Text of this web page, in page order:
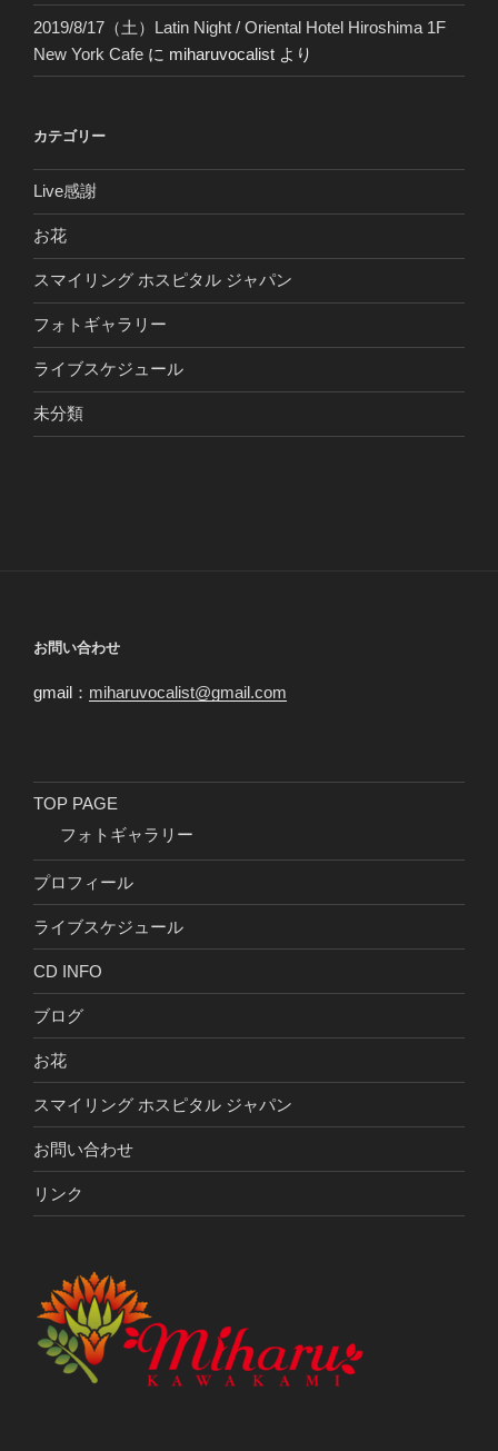
2019/8/17（土）Latin Night / Oriental Hotel Hiroshima 1F
New York Cafe に miharuvocalist より
カテゴリー
Live感謝
お花
スマイリング ホスピタル ジャパン
フォトギャラリー
ライブスケジュール
未分類
お問い合わせ
gmail： miharuvocalist@gmail.com
TOP PAGE
フォトギャラリー
プロフィール
ライブスケジュール
CD INFO
ブログ
お花
スマイリング ホスピタル ジャパン
お問い合わせ
リンク